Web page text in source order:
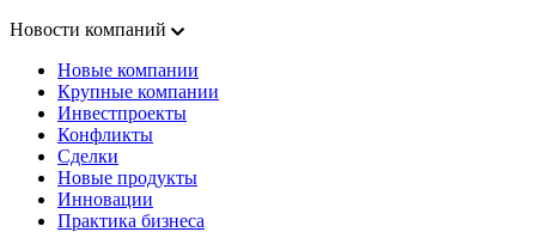
Новости компаний
Новые компании
Крупные компании
Инвестпроекты
Конфликты
Сделки
Новые продукты
Инновации
Практика бизнеса